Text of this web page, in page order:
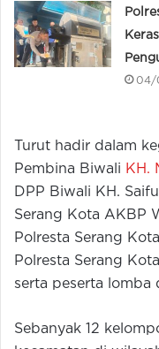
04/
Turut hadir dalam
Pembina Biwali KH.
DPP Biwali KH.
Serang Kota AKBP
Polresta Serang
Polresta Serang
serta peserta lomba
Sebanyak 12